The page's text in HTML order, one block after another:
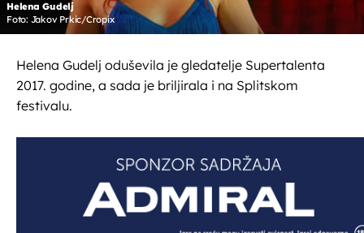
Helena Gudelj
Foto: Jakov Prkic/Cropix
Helena Gudelj oduševila je gledatelje Supertalenta
2017. godine, a sada je briljirala i na Splitskom
festivalu.